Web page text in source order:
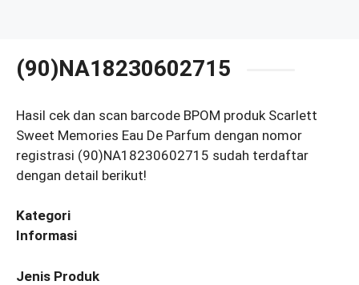
(90)NA18230602715
Hasil cek dan scan barcode BPOM produk Scarlett
Sweet Memories Eau De Parfum dengan nomor
registrasi (90)NA18230602715 sudah terdaftar
dengan detail berikut!
Kategori
Informasi
Jenis Produk